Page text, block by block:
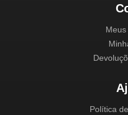
Política